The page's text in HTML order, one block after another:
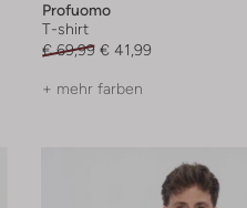
Profuomo
T-shirt
€ 69,99 € 41,99
+ mehr farben